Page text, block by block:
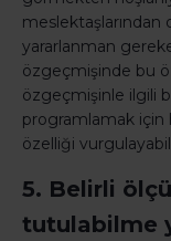
meslektaşlarından
yararlanman
özgeçmişinde bu
özgeçmişinle ilgili
programlamak için
özelliği
5. Belirli
tutulabilme